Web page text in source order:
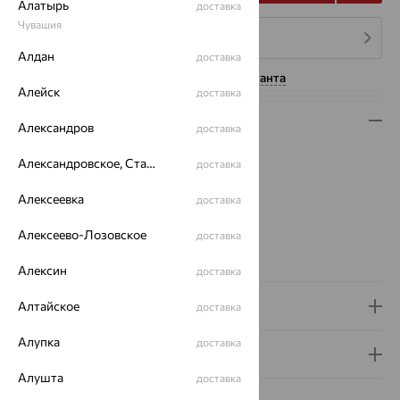
Нужна помощь консультанта
Описание
5.38 — 5.99
Металл:Серебро
Страна происхождения:
РОССИЯ
Доставка и оплата
Гарантия и возврат
Алатырь
Чувашия
доставка
Алдан доставка
Алейск доставка
Александров доставка
Александровское, Ставропольский край доставка
Алексеевка доставка
Алексеево-Лозовское доставка
Алексин доставка
Алтайское доставка
Алупка доставка
Алушта доставка